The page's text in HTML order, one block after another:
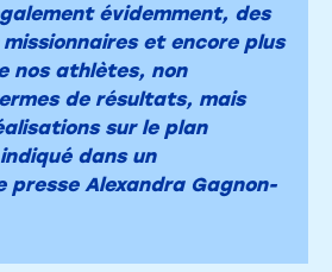
évidemment, des
et encore plus
nos athlètes, non
de résultats, mais
sur le plan
dans un
presse Alexandra Gagnon-